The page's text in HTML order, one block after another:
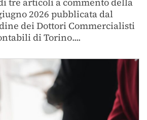
2026 pubblicata dal
dei Dottori Commercialisti
di Torino....